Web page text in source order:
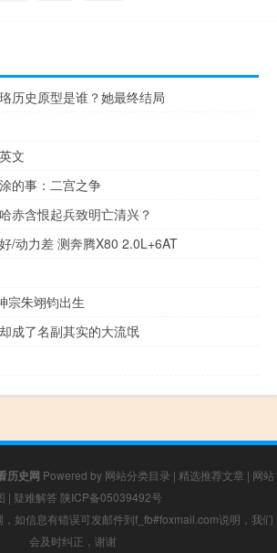
历史原型是谁？她最终结局
文
的事：二宫之争
赤含恨起兵致明亡清兴？
/动力差 测奔腾X80 2.0L+6AT
宗朱翊钧出生
成了名副其实的大流氓
历史网 Powered by 网站分类目录 | 精选推荐文章 | 网站
| 疑难解答 陕ICP备05039492号
如信息有错误可发邮件到f_fb#foxmail.com说明，我们
会及时纠正，谢谢